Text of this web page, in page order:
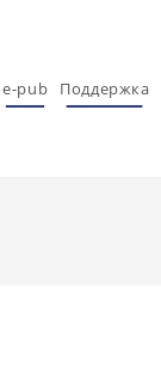
e-pub Поддержка